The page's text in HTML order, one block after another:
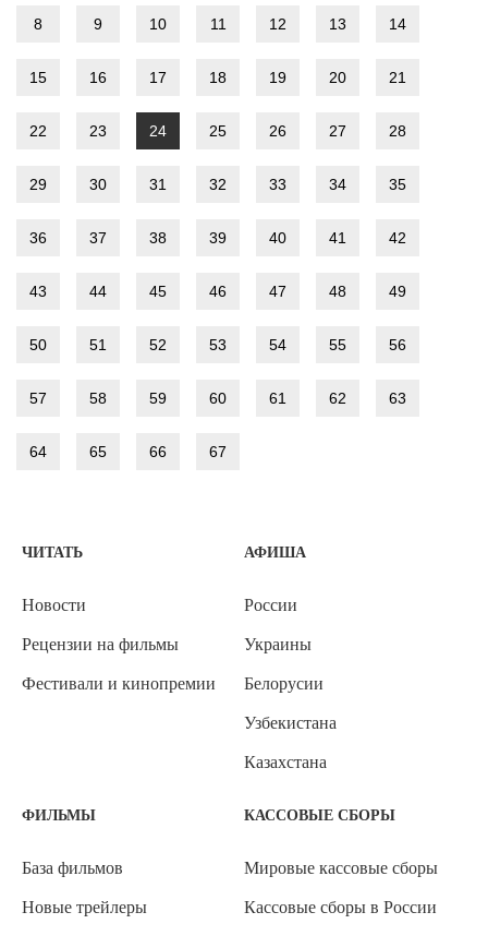
8 9 10 11 12 13 14
15 16 17 18 19 20 21
22 23 24 25 26 27 28
29 30 31 32 33 34 35
36 37 38 39 40 41 42
43 44 45 46 47 48 49
50 51 52 53 54 55 56
57 58 59 60 61 62 63
64 65 66 67
ЧИТАТЬ
Новости
Рецензии на фильмы
Фестивали и кинопремии
АФИША
России
Украины
Белорусии
Узбекистана
Казахстана
ФИЛЬМЫ
База фильмов
Новые трейлеры
КАССОВЫЕ СБОРЫ
Мировые кассовые сборы
Кассовые сборы в России